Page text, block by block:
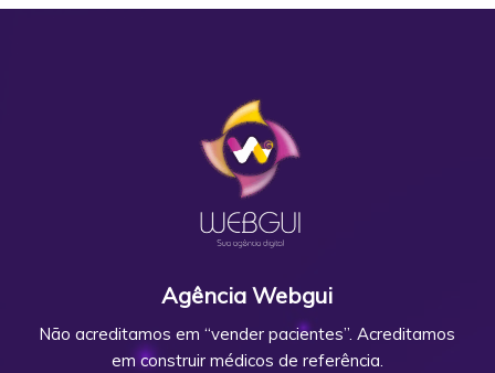
Agência Webgui
Não acreditamos em “vender pacientes”. Acreditamos
em construir médicos de referência.